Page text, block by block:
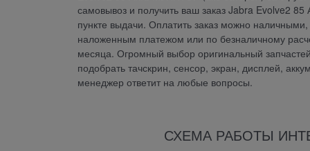
самовывоз и получить ваш заказ Jabra Evolve2
пункте выдачи. Оплатить заказ можно
наложенным платежом или по безналичному
месяца. Огромный выбор оригинальный
подобрать тачскрин, сенсор, экран, дисплей,
менеджер ответит на любые вопросы.
СХЕМА РАБОТЫ